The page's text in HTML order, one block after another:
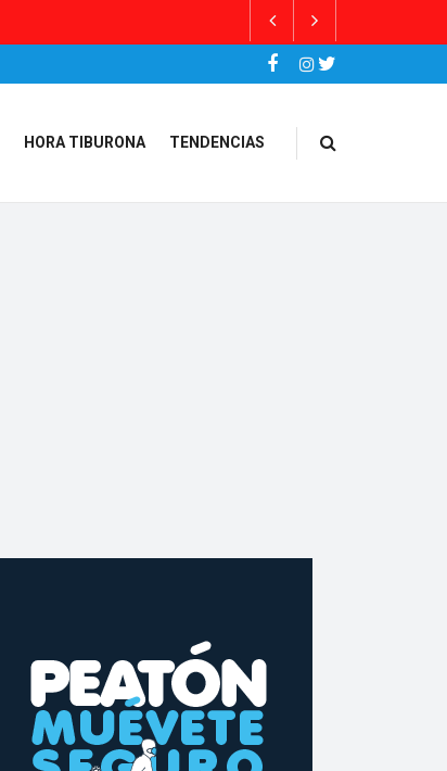
HORA TIBURONA TENDENCIAS